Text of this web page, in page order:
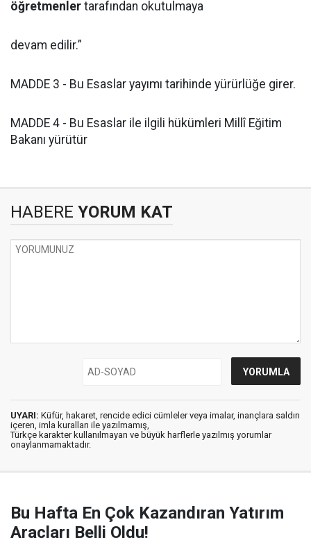
öğretmen ler tarafından okutulmaya
devam edilir.”
MADDE 3 - Bu Esaslar yayımı tarihinde yürürlüğe girer.
MADDE 4 - Bu Esaslar ile ilgili hükümleri Millî Eğitim
Bakanı yürütür
HABERE YORUM KAT
UYARI: Küfür, hakaret, rencide edici cümleler veya imalar, inançlara saldırı
içeren, imla kuralları ile yazılmamış,
Türkçe karakter kullanılmayan ve büyük harflerle yazılmış yorumlar
onaylanmamaktadır.
Bu Hafta En Çok Kazandıran Yatırım
Araçları Belli Oldu!